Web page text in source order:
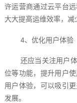
许运营商通过云平台
大大提高运维效率，减
4、优化用户体验
还应当关注用户
位等功能，提升用户
用户体验，可以吸引
发展。